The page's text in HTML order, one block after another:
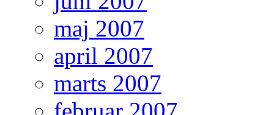
maj 2007
april 2007
marts 2007